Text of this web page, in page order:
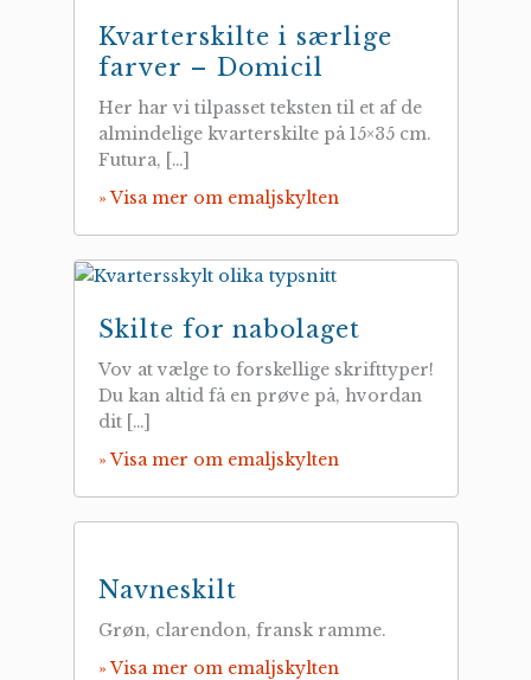
Kvarterskilte i særlige
farver – Domicil
Her har vi tilpasset teksten til et af de
almindelige kvarterskilte på 15×35 cm.
Futura, […]
» Visa mer om emaljskylten
Skilte for nabolaget
Vov at vælge to forskellige skrifttyper!
Du kan altid få en prøve på, hvordan
dit […]
» Visa mer om emaljskylten
Navneskilt
Grøn, clarendon, fransk ramme.
» Visa mer om emaljskylten